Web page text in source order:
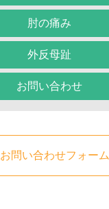
肘の痛み
外反母趾
お問い合わせ
お問い合わせフォーム